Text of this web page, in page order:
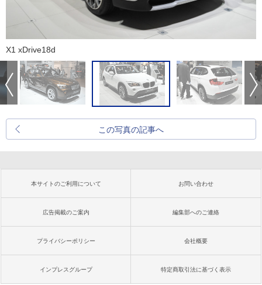
X1 xDrive18d
この写真の記事へ
本サイトのご利用について お問い合わせ
広告掲載のご案内 編集部へのご連絡
プライバシーポリシー 会社概要
インプレスグループ 特定商取引法に基づく表示